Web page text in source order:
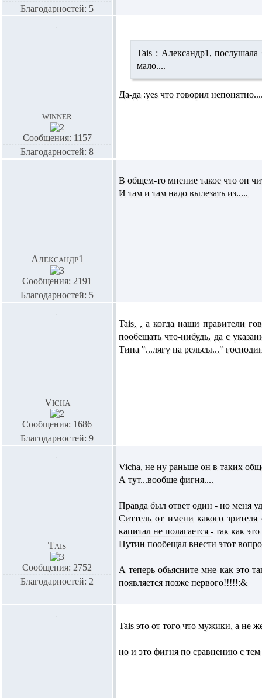
Благодарностей: 5
winner
Сообщения: 1157
Благодарностей: 8
Tais : Александр1,послушала
мало....
Да-да :yes что говорил
Александр1
Сообщения: 2191
Благодарностей: 5
В общем-то мнение такое что он
И там и там надо вылезать из.....
Vicha
Сообщения: 1686
Благодарностей: 9
Tais, , а когда наши правители
пообещать что-нибудь, да с
Типа "...лягу на рельсы..."
Tais
Сообщения: 2752
Благодарностей: 2
Vicha, не ну раньше он в таких
А тут...вообще фигня....
Правда был ответ один - но меня
Ситтель от имени какого
капитал не полагается - так как
Путин пообещал внести этот
А теперь обьясните мне как это
появляется позже первого!!!!!:&
Tais это от того что мужики, а не
но и это фигня по сравнению с тем